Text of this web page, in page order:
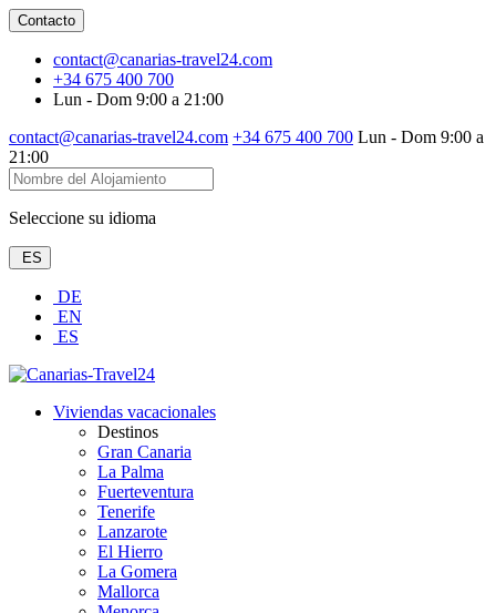
Contacto
contact@canarias-travel24.com
+34 675 400 700
Lun - Dom 9:00 a 21:00
contact@canarias-travel24.com +34 675 400 700 Lun - Dom 9:00 a
21:00
Seleccione su idioma
ES
DE
EN
ES
Viviendas vacacionales
Destinos
Gran Canaria
La Palma
Fuerteventura
Tenerife
Lanzarote
El Hierro
La Gomera
Mallorca